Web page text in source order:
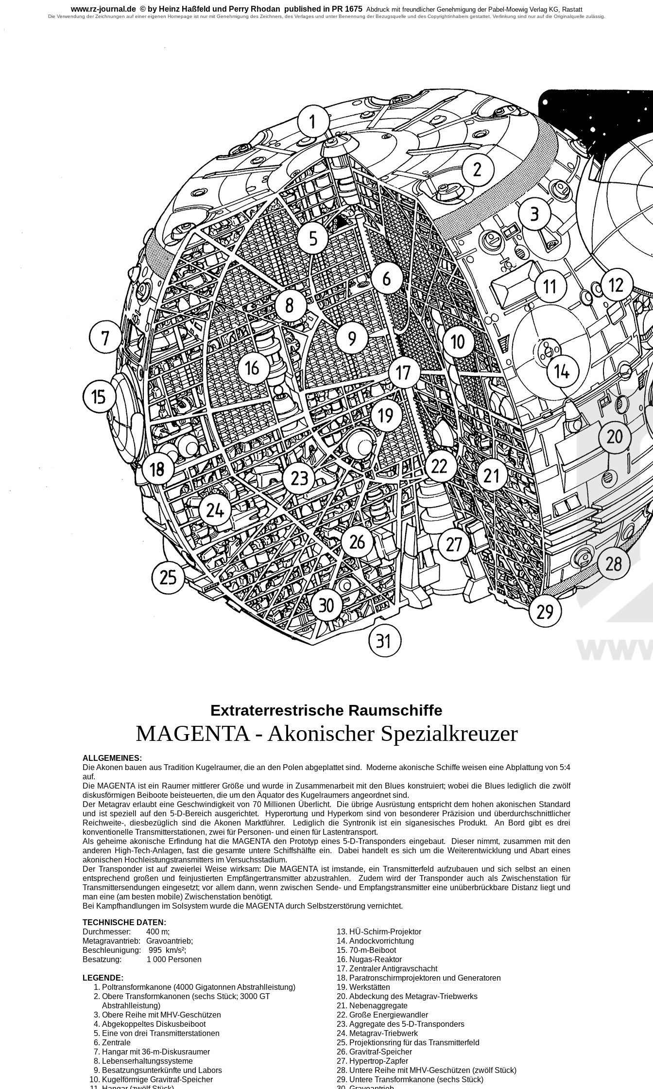
www.rz-journal.de © by Heinz Haßfeld und Perry Rhodan published in PR 1675 Abdruck mit freundlicher Genehmigung der Pabel-Moewig Verlag KG, Rastatt
Die Verwendung der Zeichnungen auf einer eigenen Homepage ist nur mit Genehmigung des Zeichners, des Verlages und unter Benennung der Bezugsquelle und des Copyrightinhabers gestattet. Verlinkung sind nur auf die Originalquelle zulässig.
Extraterrestrische Raumschiffe
MAGENTA - Akonischer Spezialkreuzer
ALLGEMEINES:
Die Akonen bauen aus Tradition Kugelraumer, die an den Polen abgeplattet sind.
Moderne akonische Schiffe weisen eine Abplattung von 5:4
auf.
Die MAGENTA ist ein Raumer mittlerer Größe und wurde in Zusammenarbeit mit den Blues konstruiert; wobei die Blues lediglich die zwölf
diskusförmigen Beiboote beisteuerten, die um den Äquator des Kugelraumers angeordnet sind.
Der Metagrav erlaubt eine Geschwindigkeit von 70 Millionen Überlicht.
Die übrige Ausrüstung entspricht dem hohen akonischen Standard
und ist speziell auf den 5-D-Bereich ausgerichtet.
Hyperortung und Hyperkom sind von besonderer Präzision und überdurchschnittlicher
Reichweite-, diesbezüglich sind die Akonen Marktführer.
Lediglich die Syntronik ist ein siganesisches Produkt.
An Bord gibt es drei
konventionelle Transmitterstationen, zwei für Personen- und einen für Lastentransport.
Als geheime akonische Erfindung hat die MAGENTA den Prototyp eines 5-D-Transponders eingebaut.
Dieser nimmt, zusammen mit den
anderen High-Tech-Anlagen, fast die gesamte untere Schiffshälfte ein.
Dabei handelt es sich um die Weiterentwicklung und Abart eines
akonischen Hochleistungstransmitters im Versuchsstadium.
Der Transponder ist auf zweierlei Weise wirksam: Die MAGENTA ist imstande, ein Transmitterfeld aufzubauen und sich selbst an einen
entsprechend großen und feinjustierten Empfängertransmitter abzustrahlen.
Zudem wird der Transponder auch als Zwischenstation für
Transmittersendungen eingesetzt; vor allem dann, wenn zwischen Sende- und Empfangstransmitter eine unüberbrückbare Distanz liegt und
man eine (am besten mobile) Zwischenstation benötigt.
Bei Kampfhandlungen im Solsystem wurde die MAGENTA durch Selbstzerstörung vernichtet.
TECHNISCHE DATEN:
Durchmesser:
400 m;
Metagravantrieb:
Gravoantrieb;
Beschleunigung:
995 km/s²;
Besatzung:
1 000 Personen
LEGENDE:
Poltransformkanone (4000 Gigatonnen Abstrahlleistung)
Obere Transformkanonen (sechs Stück; 3000 GT
Abstrahlleistung)
Obere Reihe mit MHV-Geschützen
Abgekoppeltes Diskusbeiboot
Eine von drei Transmitterstationen
Zentrale
Hangar mit 36-m-Diskusraumer
Lebenserhaltungssysteme
Besatzungsunterkünfte und Labors
Kugelförmige Gravitraf-Speicher
HÜ-Schirm-Projektor
Andockvorrichtung
70-m-Beiboot
Nugas-Reaktor
Zentraler Antigravschacht
Paratronschirmprojektoren und Generatoren
Werkstätten
Abdeckung des Metagrav-Triebwerks
Nebenaggregate
Große Energiewandler
Aggregate des 5-D-Transponders
Metagrav-Triebwerk
Projektionsring für das Transmitterfeld
Gravitraf-Speicher
Hypertrop-Zapfer
Untere Reihe mit MHV-Geschützen (zwölf Stück)
Untere Transformkanone (sechs Stück)